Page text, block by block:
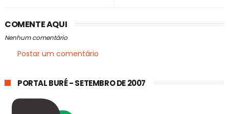
COMENTE AQUI
Nenhum comentário
Postar um comentário
PORTAL BURÉ - SETEMBRO DE 2007